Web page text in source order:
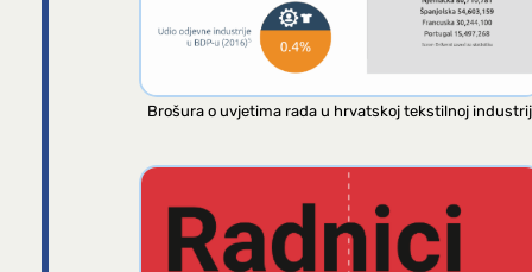
Brošura o uvjetima rada u hrvatskoj tekstilnoj